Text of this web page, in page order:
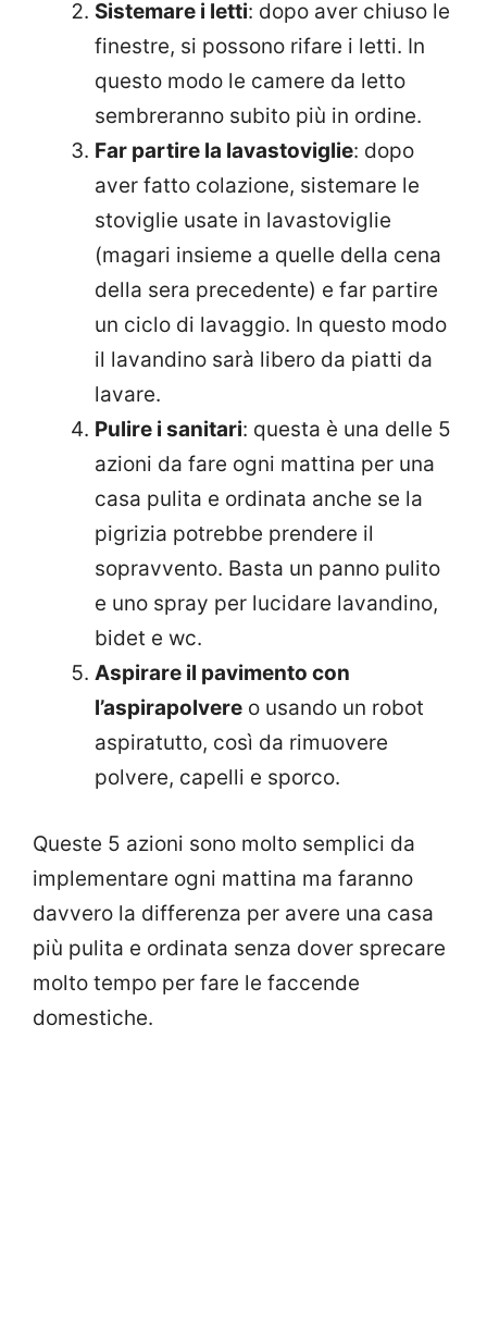
Sistemare i letti: dopo aver chiuso le
finestre, si possono rifare i letti. In
questo modo le camere da letto
sembreranno subito più in ordine.
Far partire la lavastoviglie: dopo
aver fatto colazione, sistemare le
stoviglie usate in lavastoviglie
(magari insieme a quelle della cena
della sera precedente) e far partire
un ciclo di lavaggio. In questo modo
il lavandino sarà libero da piatti da
lavare.
Pulire i sanitari: questa è una delle 5
azioni da fare ogni mattina per una
casa pulita e ordinata anche se la
pigrizia potrebbe prendere il
sopravvento. Basta un panno pulito
e uno spray per lucidare lavandino,
bidet e wc.
Aspirare il pavimento con
l’aspirapolvere o usando un robot
aspiratutto, così da rimuovere
polvere, capelli e sporco.
Queste 5 azioni sono molto semplici da
implementare ogni mattina ma faranno
davvero la differenza per avere una casa
più pulita e ordinata senza dover sprecare
molto tempo per fare le faccende
domestiche.